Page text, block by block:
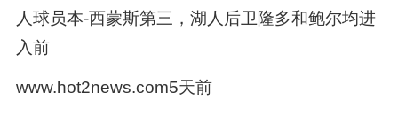
人球员本-西蒙斯第三，湖人后卫隆多和鲍尔均进
入前
www.hot2news.com5天前